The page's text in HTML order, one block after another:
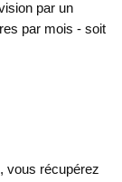
par un
par mois - soit
vous récupérez